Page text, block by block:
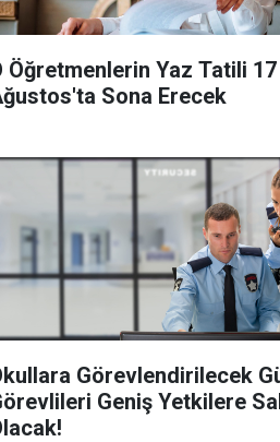
Öğretmenlerin Yaz Tatili 17
Sona Erecek
Görevlendirilecek
Geniş Yetkilere